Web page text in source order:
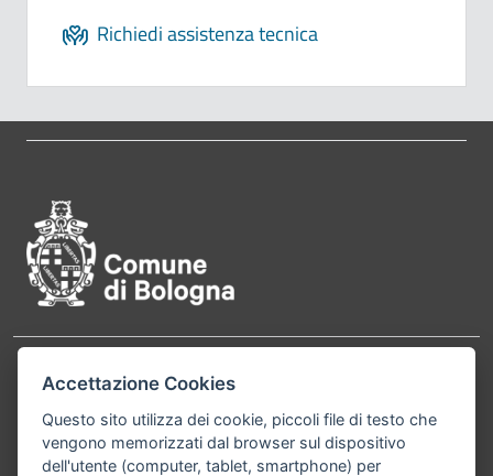
Richiedi assistenza tecnica
Contatti
Comune di Bologna, Piazza Maggiore, 6 - 40124
Bologna P.Iva 01232710374 Cod. IBAN: IT 88 R
02008 02435 000020067156
Accettazione Cookies
Questo sito utilizza dei cookie, piccoli file di testo che
vengono memorizzati dal browser sul dispositivo
dell'utente (computer, tablet, smartphone) per